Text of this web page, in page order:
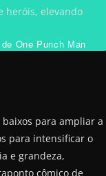
heróis, elevando
One Punch Man
para ampliar a
para intensificar o
e grandeza,
cômico de